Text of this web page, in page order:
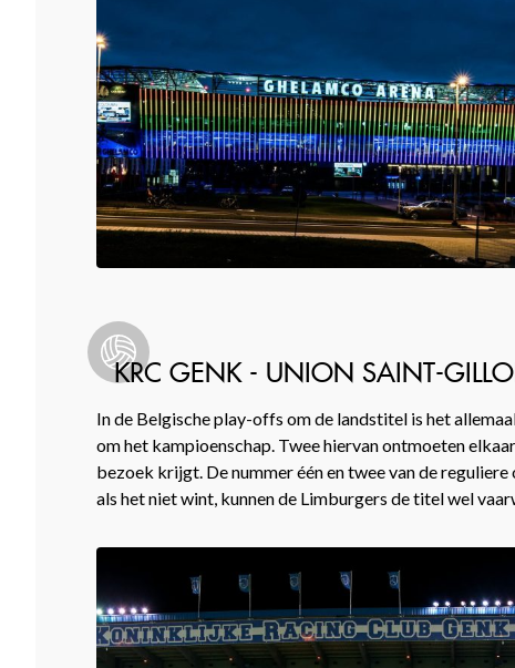
KRC GENK - UNION SAINT-
In de Belgische play-offs om de landstitel is het
om het kampioenschap. Twee hiervan ontmoeten
bezoek krijgt. De nummer één en twee van de
als het niet wint, kunnen de Limburgers de titel wel